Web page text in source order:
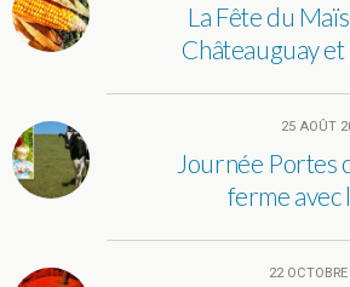
La Fête du
Châteauguay
25 AOÛT
Journée Portes
ferme avec
22